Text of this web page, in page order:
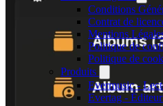
Conditions
Contrat de
Mentions
Politique de
Politique de
Produits
Evermusic -
Evertag -